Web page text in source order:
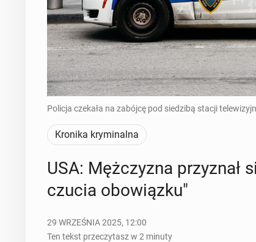
Policja czekała na zabójcę pod siedzibą stacji
Kronika kryminalna
USA: Męż­czy­zna
czu­cia obo­wiąz­ku"
29 WRZEŚNIA 2025, 12:00
Ten tekst przeczytasz w 2 minuty